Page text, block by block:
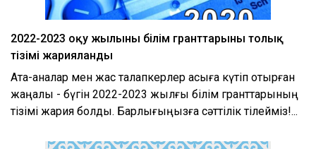
2022-2023 оқу жылының білім гранттарының толық
тізімі жарияланды
Ата-аналар мен жас талапкерлер асыға күтіп отырған
жаңалық - бүгін 2022-2023 жылғы білім гранттарының
тізімі жария болды. Барлығыңызға сәттілік тілейміз!...